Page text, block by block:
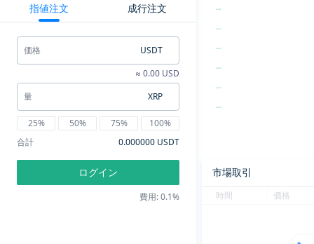
指値注文 成行注文
価格
USDT
≈ 0.00 USD
量
XRP
25% 50% 75%
100%
合計
0.000000 USDT
ログイン
費用: 0.1%
--
--
--
--
--
--
--
--
市場取引
時間 価格